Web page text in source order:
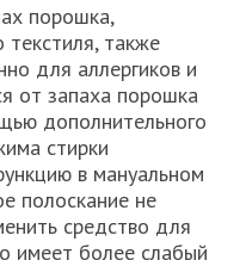
порошка,
также
для аллергиков и
от запаха порошка
дополнительного
стирки
в мануальном
полоскание не
средство для
имеет более слабый